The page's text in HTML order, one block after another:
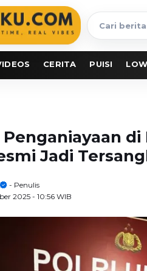
Cari
berita
CERITA PUISI
Penganiayaan
Jadi
- Penulis
2025 - 10:56 WIB